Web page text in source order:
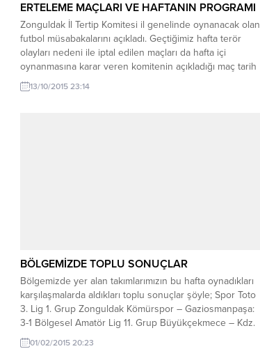
ERTELEME MAÇLARI VE HAFTANIN PROGRAMI
Zonguldak İl Tertip Komitesi il genelinde oynanacak olan
futbol müsabakalarını açıkladı. Geçtiğimiz hafta terör
olayları nedeni ile iptal edilen maçları da hafta içi
oynanmasına karar veren komitenin açıkladığı maç tarih
ve saatleri şöyle; Süper Amatör Lig 15 Ekim Perşembe
(Erteleme maçları) 13:00 Fener Sahası: On Temmuzspor
13/10/2015 23:14
BÖLGEMİZDE TOPLU SONUÇLAR
Bölgemizde yer alan takımlarımızın bu hafta oynadıkları
karşılaşmalarda aldıkları toplu sonuçlar şöyle; Spor Toto
3. Lig 1. Grup Zonguldak Kömürspor – Gaziosmanpaşa:
3-1 Bölgesel Amatör Lig 11. Grup Büyükçekmece – Kdz.
Ereğli Belediyespor: 1-0 Kozlu Belediyespor –
Erokspor: 1-0 Süper Amatör Lig Alaplı Belediyespor –
01/02/2015 20:23